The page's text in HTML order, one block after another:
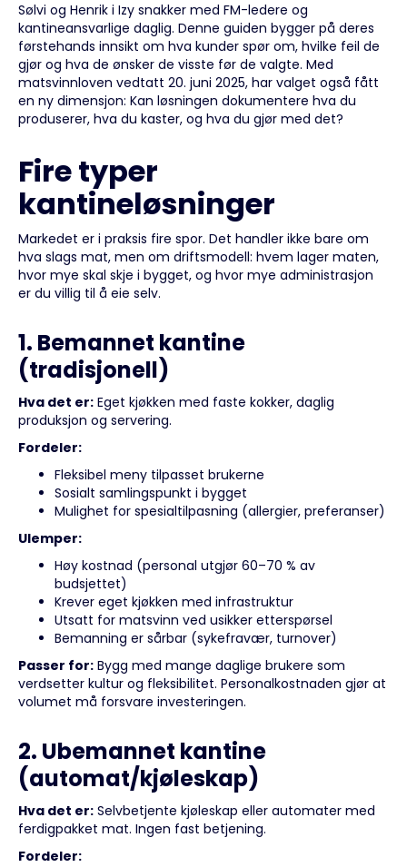
Sølvi og Henrik i Izy snakker med FM-ledere og
kantineansvarlige daglig. Denne guiden bygger på deres
førstehands innsikt om hva kunder spør om, hvilke feil de
gjør og hva de ønsker de visste før de valgte. Med
matsvinnloven vedtatt 20. juni 2025, har valget også fått
en ny dimensjon: Kan løsningen dokumentere hva du
produserer, hva du kaster, og hva du gjør med det?
Fire typer
kantineløsninger
Markedet er i praksis fire spor. Det handler ikke bare om
hva slags mat, men om driftsmodell: hvem lager maten,
hvor mye skal skje i bygget, og hvor mye administrasjon
er du villig til å eie selv.
1. Bemannet kantine
(tradisjonell)
Hva det er: Eget kjøkken med faste kokker, daglig
produksjon og servering.
Fordeler:
Fleksibel meny tilpasset brukerne
Sosialt samlingspunkt i bygget
Mulighet for spesialtilpasning (allergier, preferanser)
Ulemper:
Høy kostnad (personal utgjør 60–70 % av
budsjettet)
Krever eget kjøkken med infrastruktur
Utsatt for matsvinn ved usikker etterspørsel
Bemanning er sårbar (sykefravær, turnover)
Passer for: Bygg med mange daglige brukere som
verdsetter kultur og fleksibilitet. Personalkostnaden gjør at
volumet må forsvare investeringen.
2. Ubemannet kantine
(automat/kjøleskap)
Hva det er: Selvbetjente kjøleskap eller automater med
ferdigpakket mat. Ingen fast betjening.
Fordeler: